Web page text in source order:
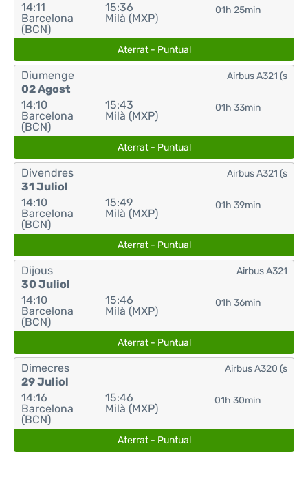
14:11
Barcelona
(BCN)
15:36
Milà (MXP)
01h 25min
Aterrat - Puntual
Diumenge
02 Agost
14:10
Barcelona
(BCN)
15:43
Milà (MXP)
01h 33min
Airbus A321 (s
Aterrat - Puntual
Divendres
31 Juliol
14:10
Barcelona
(BCN)
15:49
Milà (MXP)
01h 39min
Airbus A321 (s
Aterrat - Puntual
Dijous
30 Juliol
14:10
Barcelona
(BCN)
15:46
Milà (MXP)
01h 36min
Airbus A321
Aterrat - Puntual
Dimecres
29 Juliol
14:16
Barcelona
(BCN)
15:46
Milà (MXP)
01h 30min
Airbus A320 (s
Aterrat - Puntual